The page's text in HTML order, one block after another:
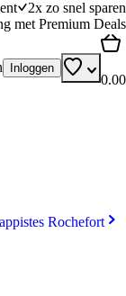
2x zo snel sparen
met Premium Deals
Inloggen
0.00
Rochefort